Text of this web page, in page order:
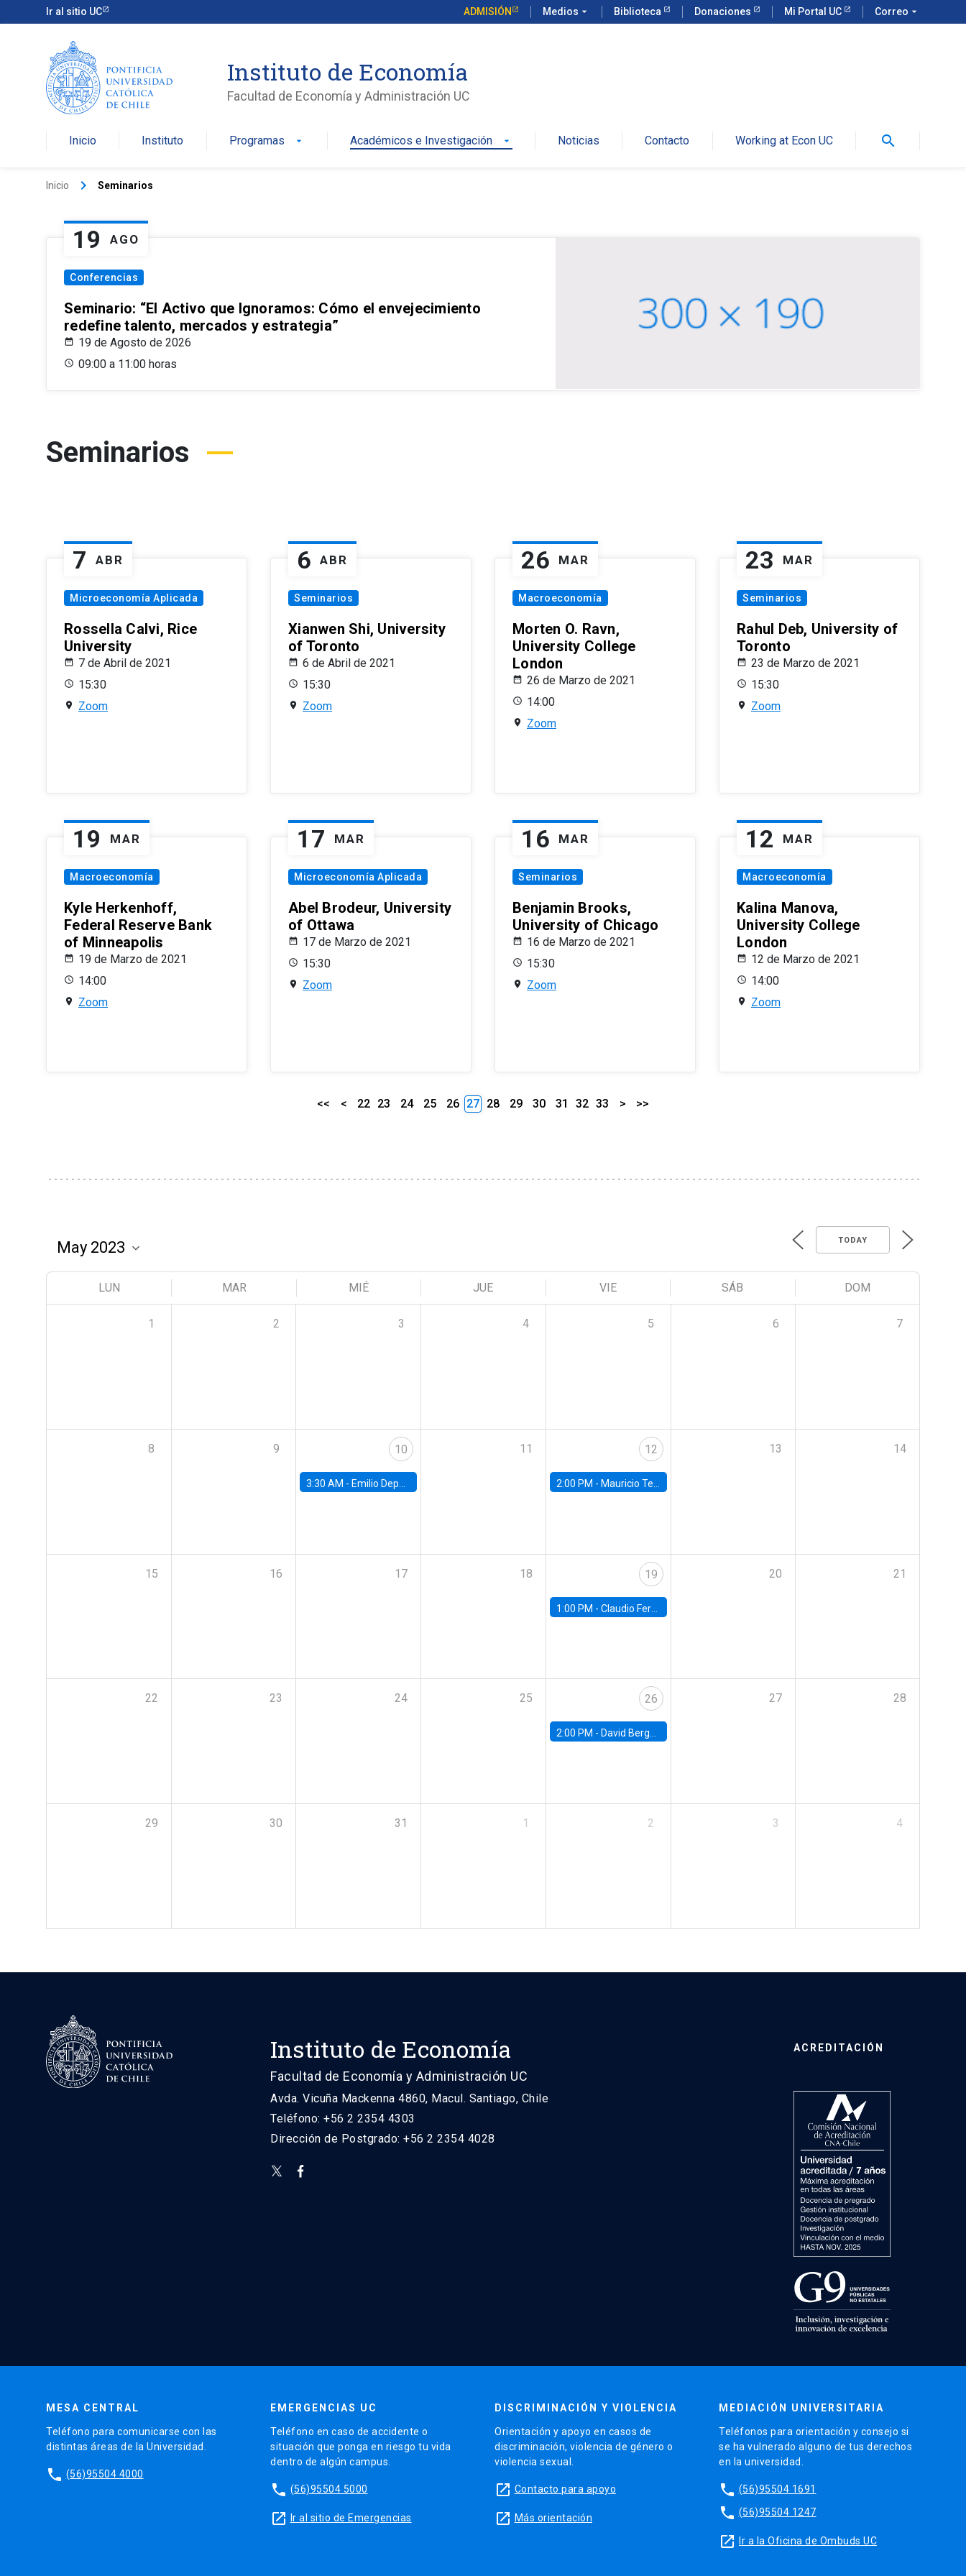
Ir al sitio UC ADMISIÓN Medios arrow_drop_down Biblioteca Donaciones Mi Portal UC Correo arrow_drop_down
Instituto de Economía
Facultad de Economía y Administración UC
Inicio Instituto Programas arrow_drop_down Académicos e Investigación arrow_drop_down Noticias Contacto Working at Econ UC search
Inicio keyboard_arrow_right Seminarios
19 AGO
Conferencias
Seminario: “El Activo que Ignoramos: Cómo el envejecimiento
redefine talento, mercados y estrategia”
19 de Agosto de 2026
09:00 a 11:00 horas
Seminarios
7 ABR
Microeconomía Aplicada
Rossella Calvi, Rice
University
7 de Abril de 2021
15:30
Zoom
6 ABR
Seminarios
Xianwen Shi, University
of Toronto
6 de Abril de 2021
15:30
Zoom
26 MAR
Macroeconomía
Morten O. Ravn,
University College
London
26 de Marzo de 2021
14:00
Zoom
23 MAR
Seminarios
Rahul Deb, University of
Toronto
23 de Marzo de 2021
15:30
Zoom
19 MAR
Macroeconomía
Kyle Herkenhoff,
Federal Reserve Bank
of Minneapolis
19 de Marzo de 2021
14:00
Zoom
17 MAR
Microeconomía Aplicada
Abel Brodeur, University
of Ottawa
17 de Marzo de 2021
15:30
Zoom
16 MAR
Seminarios
Benjamin Brooks,
University of Chicago
16 de Marzo de 2021
15:30
Zoom
12 MAR
Macroeconomía
Kalina Manova,
University College
London
12 de Marzo de 2021
14:00
Zoom
<< < 22 23 24 25 26 27 28 29 30 31 32 33 > >>
TODAY
LUN MAR MIÉ JUE VIE SÁB DOM
1 2 3 4 5 6 7
8 9 10
3:30 AM - Emilio Depetris-Chauvín, Universidad Católica
11 12
2:00 PM - Mauricio Tejada, UDP
13 14
15 16 17 18 19
1:00 PM - Claudio Ferraz, British Columbia
20 21
22 23 24 25 26
2:00 PM - David Berger, Duke
27 28
29 30 31 1 2 3 4
Instituto de Economía
Facultad de Economía y Administración UC
Avda. Vicuña Mackenna 4860, Macul. Santiago, Chile
Teléfono: +56 2 2354 4303
Dirección de Postgrado: +56 2 2354 4028
ACREDITACIÓN
MESA CENTRAL
Teléfono para comunicarse con las
distintas áreas de la Universidad.
phone (56)95504 4000
EMERGENCIAS UC
Teléfono en caso de accidente o
situación que ponga en riesgo tu vida
dentro de algún campus.
phone (56)95504 5000
launch Ir al sitio de Emergencias
DISCRIMINACIÓN Y VIOLENCIA
Orientación y apoyo en casos de
discriminación, violencia de género o
violencia sexual.
launch Contacto para apoyo
launch Más orientación
MEDIACIÓN UNIVERSITARIA
Teléfonos para orientación y consejo si
se ha vulnerado alguno de tus derechos
en la universidad.
phone (56)95504 1691
phone (56)95504 1247
launch Ir a la Oficina de Ombuds UC